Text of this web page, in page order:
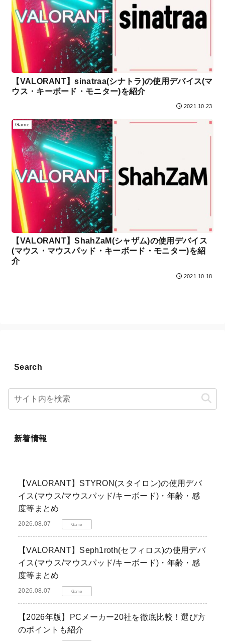
【VALORANT】sinatraa(シナトラ)の使用デバイス(マ
ウス・キーボード・モニター)を紹介
2021.10.23
Game
【VALORANT】ShahZaM(シャザム)の使用デバイス
(マウス・マウスパッド・キーボード・モニター)を紹
介
2021.10.18
Search
新着情報
【VALORANT】STYRON(スタイロン)の使用デバ
イス(マウス/マウスパッド/キーボード)・年齢・感
度等まとめ
2026.08.07 Game
【VALORANT】Seph1roth(セフィロス)の使用デバ
イス(マウス/マウスパッド/キーボード)・年齢・感
度等まとめ
2026.08.07 Game
【2026年版】PCメーカー20社を徹底比較！選び方
のポイントも紹介